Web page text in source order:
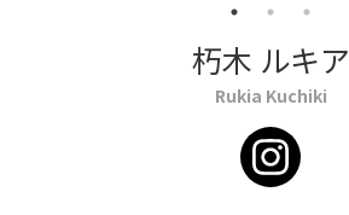
朽木 ルキア
Rukia Kuchiki